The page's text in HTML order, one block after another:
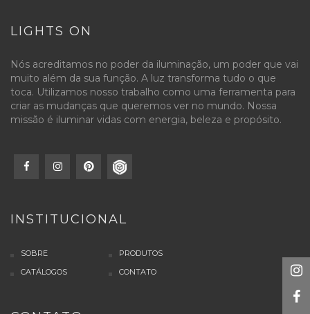
LIGHTS ON
Nós acreditamos no poder da iluminação, um poder que vai
muito além da sua função. A luz transforma tudo o que
toca. Utilizamos nosso trabalho como uma ferramenta para
criar as mudanças que queremos ver no mundo. Nossa
missão é iluminar vidas com energia, beleza e propósito.
INSTITUCIONAL
SOBRE
PRODUTOS
CATÁLOGOS
CONTATO